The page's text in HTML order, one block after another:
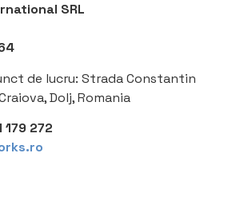
SRL
de lucru: Strada Constantin
Dolj, Romania
179 272